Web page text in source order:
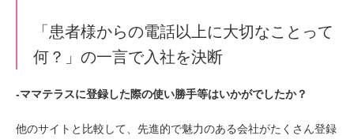
「患者様からの電話以上に大切なことって
何？」の一言で入社を決断
‐ママテラスに登録した際の使い勝手等はいかがでしたか？
他のサイトと比較して、先進的で魅力のある会社がたくさん登録